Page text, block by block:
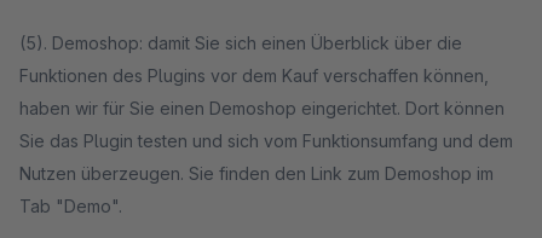
(5). Demoshop: damit Sie sich einen Überblick über die
Funktionen des Plugins vor dem Kauf verschaffen können,
haben wir für Sie einen Demoshop eingerichtet. Dort können
Sie das Plugin testen und sich vom Funktionsumfang und dem
Nutzen überzeugen. Sie finden den Link zum Demoshop im
Tab "Demo".